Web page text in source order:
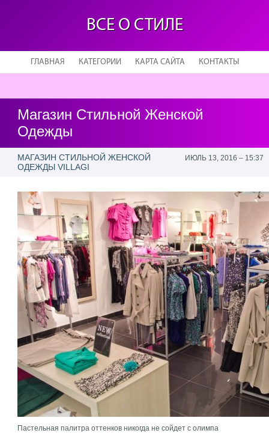
ВСЕ О СТИЛЕ
ГЛАВНАЯ КАТЕГОРИИ КАРТА САЙТА КОНТАКТЫ
Магазин Стильной Женской
Одежды
МАГАЗИН СТИЛЬНОЙ ЖЕНСКОЙ
ОДЕЖДЫ VILLAGI
ИЮЛЬ 13, 2016 – 15:37
Пастельная палитра оттенков никогда не сойдет с олимпа